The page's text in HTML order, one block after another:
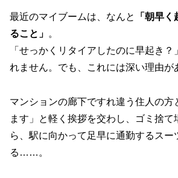
最近のマイブームは、なんと
「朝早
ること」 。
「せっかくリタイアしたのに早起き
れません。でも、これには深い理由が
マンションの廊下ですれ違う住人の方
ます」と軽く挨拶を交わし、ゴミ捨て
ら、駅に向かって足早に通勤するスー
る……。